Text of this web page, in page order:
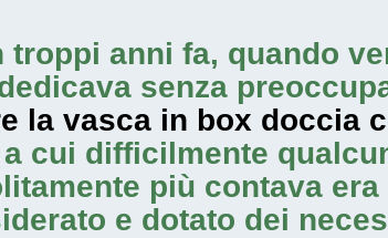
troppi anni fa, quando
senza
la vasca in box doccia
cui difficilmente
più contava
e dotato dei